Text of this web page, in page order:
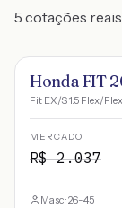
5 cotações
Honda FIT
Fit EX/S 1.5 Flex/
MERCADO
R$2.037
Masc · 26-45